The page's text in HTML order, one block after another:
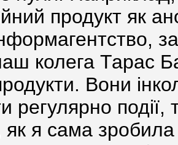
продукт як
колега Тарас
Вони
регулярно
я сама